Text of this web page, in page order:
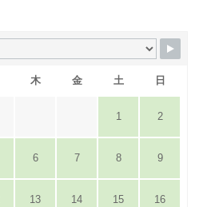
木 金 土 日
1 2
6 7 8 9
13 14 15 16